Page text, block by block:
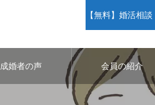
【無料】婚活相
成婚者の声 会員の紹介